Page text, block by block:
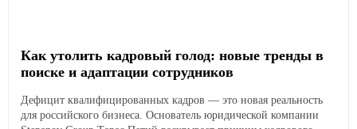
Как утолить кадровый голод: новые тренды в
поиске и адаптации сотрудников
Дефицит квалифицированных кадров — это новая реальность
для российского бизнеса. Основатель юридической компании